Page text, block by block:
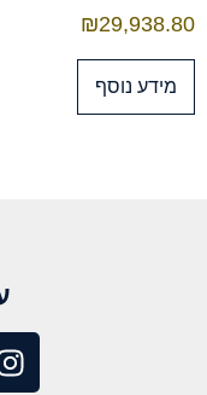
₪29,938.80
מידע נוסף